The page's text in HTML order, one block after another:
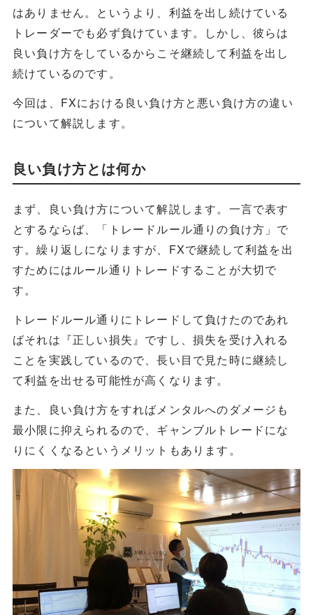
はありません。というより、利益を出し続けている
トレーダーでも必ず負けています。しかし、彼らは
良い負け方をしているからこそ継続して利益を出し
続けているのです。
今回は、FXにおける良い負け方と悪い負け方の違い
について解説します。
良い負け方とは何か
まず、良い負け方について解説します。一言で表す
とするならば、「トレードルール通りの負け方」で
す。繰り返しになりますが、FXで継続して利益を出
すためにはルール通りトレードすることが大切で
す。
トレードルール通りにトレードして負けたのであれ
ばそれは『正しい損失』ですし、損失を受け入れる
ことを実践しているので、長い目で見た時に継続し
て利益を出せる可能性が高くなります。
また、良い負け方をすればメンタルへのダメージも
最小限に抑えられるので、ギャンブルトレードにな
りにくくなるというメリットもあります。